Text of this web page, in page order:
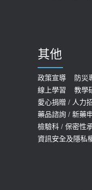
預約
2022-01-07
114年【公
預約
2025-09-30
其他
政策宣導
防災
線上學習
教學
愛心捐贈 / 人力
藥品諮詢 / 新藥
檢驗科 / 保密性
資訊安全及隱私